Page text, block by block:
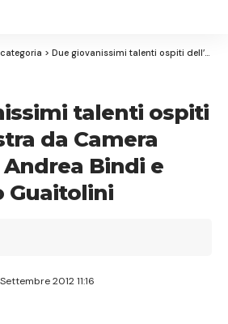
Resizer
> Due giovanissimi talenti ospiti dell’Orchestra da Camera Fiorentina: Andrea Bindi e Alessandro Guaitolini
talenti ospiti
da Camera
Bindi e
Guaitolini
2012 11:16